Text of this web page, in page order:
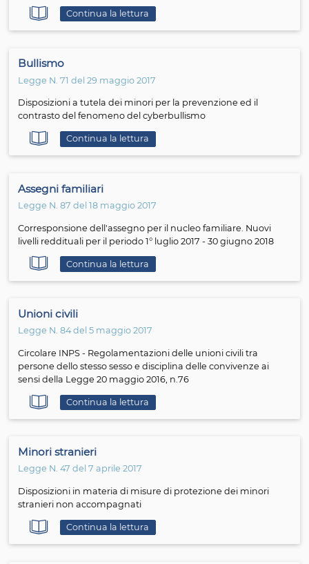
Grevio – Rapporto sull’applicazione da parte dell’Italia
Convenzione di Istanbul
Mantenimento dei figli
Legge N. del 29 novembre 2017
Continua la lettura
Abusi e sfruttamento di minori
Legge del 17 novembre 2017
Codice di autoregolamentazione "internet e minori"
Continua la lettura
Vaccinazione
Legge N. 73 del 7 giugno 2017
Disposizioni urgenti in materia di prevenzione
somministrazione di farmaci
Continua la lettura